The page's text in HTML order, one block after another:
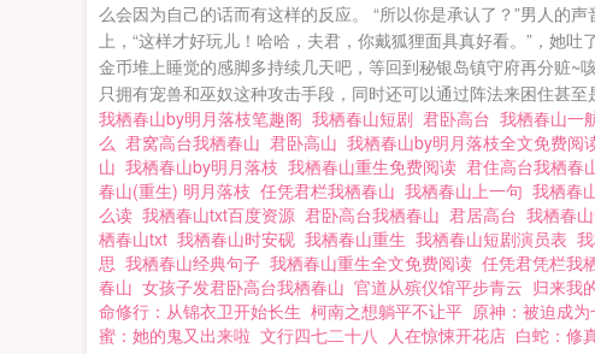
么会因为自己的话而有这样的反应。 “所以你是承认了？”男人的
上，“这样才好玩儿！哈哈，夫君，你戴狐狸面具真好看。”，她
金币堆上睡觉的感脚多持续几天吧，等回到秘银岛镇守府再分赃
只拥有宠兽和巫奴这种攻击手段，同时还可以通过阵法来困住甚至
我栖春山by明月落枝笔趣阁 我栖春山短剧 君卧高台 我栖春山一
么 君窝高台我栖春山 君卧高山 我栖春山by明月落枝全文免费阅
山 我栖春山by明月落枝 我栖春山重生免费阅读 君住高台我栖春
春山(重生) 明月落枝 任凭君栏我栖春山 我栖春山上一句 我栖春
么读 我栖春山txt百度资源 君卧高台我栖春山 君居高台 我栖春
栖春山txt 我栖春山时安砚 我栖春山重生 我栖春山短剧演员表
思 我栖春山经典句子 我栖春山重生全文免费阅读 任凭君凭栏我
春山 女孩子发君卧高台我栖春山 官道从殡仪馆平步青云 归来我
命修行：从锦衣卫开始长生 柯南之想躺平不让平 原神：被迫成
蜜：她的鬼又出来啦 文行四七二十八 人在惊悚开花店 白蛇：修